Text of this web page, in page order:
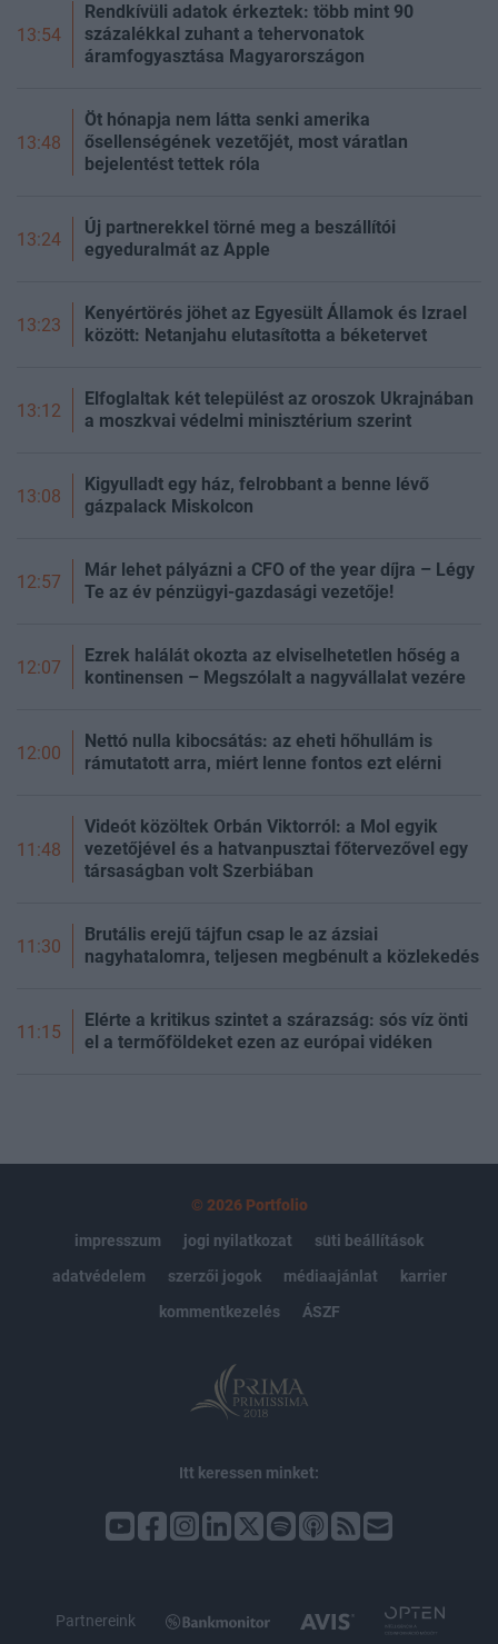
13:54
Rendkívüli adatok érkeztek: több mint 90
százalékkal zuhant a tehervonatok
áramfogyasztása Magyarországon
13:48
Öt hónapja nem látta senki amerika
ősellenségének vezetőjét, most váratlan
bejelentést tettek róla
13:24
Új partnerekkel törné meg a beszállítói
egyeduralmát az Apple
13:23
Kenyértörés jöhet az Egyesült Államok és Izrael
között: Netanjahu elutasította a béketervet
13:12
Elfoglaltak két települést az oroszok Ukrajnában
a moszkvai védelmi minisztérium szerint
13:08
Kigyulladt egy ház, felrobbant a benne lévő
gázpalack Miskolcon
12:57
Már lehet pályázni a CFO of the year díjra – Légy
Te az év pénzügyi-gazdasági vezetője!
12:07
Ezrek halálát okozta az elviselhetetlen hőség a
kontinensen – Megszólalt a nagyvállalat vezére
12:00
Nettó nulla kibocsátás: az eheti hőhullám is
rámutatott arra, miért lenne fontos ezt elérni
11:48
Videót közöltek Orbán Viktorról: a Mol egyik
vezetőjével és a hatvanpusztai főtervezővel egy
társaságban volt Szerbiában
11:30
Brutális erejű tájfun csap le az ázsiai
nagyhatalomra, teljesen megbénult a közlekedés
11:15
Elérte a kritikus szintet a szárazság: sós víz önti
el a termőföldeket ezen az európai vidéken
© 2026 Portfolio
impresszum
jogi nyilatkozat
süti beállítások
adatvédelem
szerzői jogok médiaajánlat
karrier
kommentkezelés
ÁSZF
Itt keressen minket:
Partnereink